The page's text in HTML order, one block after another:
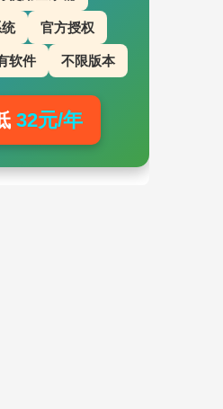
官方授权
软件 不限版本
32元/年